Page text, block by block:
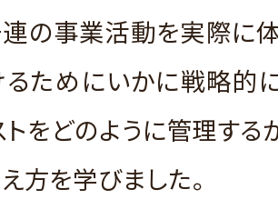
の事業活動を実際に
るためにいかに戦略的
トをどのように管理する
方を学びました。